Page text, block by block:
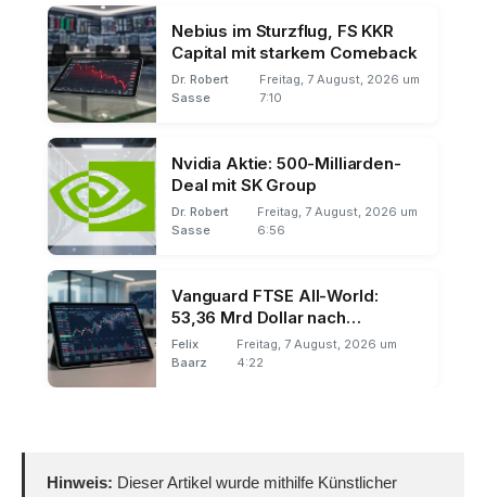
Nebius im Sturzflug, FS KKR
Capital mit starkem Comeback
Dr. Robert
Sasse
Freitag, 7 August, 2026 um
7:10
Nvidia Aktie: 500-Milliarden-
Deal mit SK Group
Dr. Robert
Sasse
Freitag, 7 August, 2026 um
6:56
Vanguard FTSE All-World:
53,36 Mrd Dollar nach
Gebührensenkung
Felix
Baarz
Freitag, 7 August, 2026 um
4:22
Hinweis: Dieser Artikel wurde mithilfe Künstlicher